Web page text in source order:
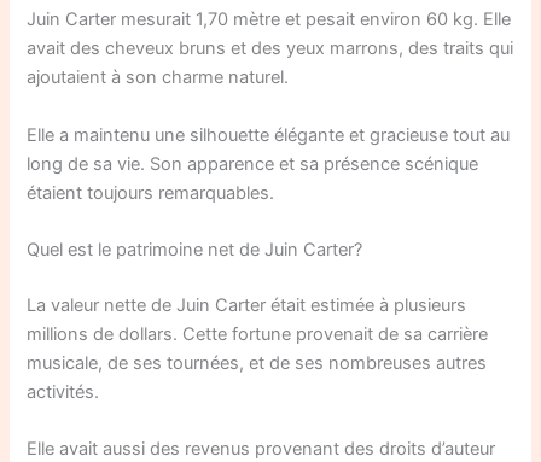
Juin Carter mesurait 1,70 mètre et pesait environ 60 kg. Elle
avait des cheveux bruns et des yeux marrons, des traits qui
ajoutaient à son charme naturel.
Elle a maintenu une silhouette élégante et gracieuse tout au
long de sa vie. Son apparence et sa présence scénique
étaient toujours remarquables.
Quel est le patrimoine net de Juin Carter?
La valeur nette de Juin Carter était estimée à plusieurs
millions de dollars. Cette fortune provenait de sa carrière
musicale, de ses tournées, et de ses nombreuses autres
activités.
Elle avait aussi des revenus provenant des droits d’auteur